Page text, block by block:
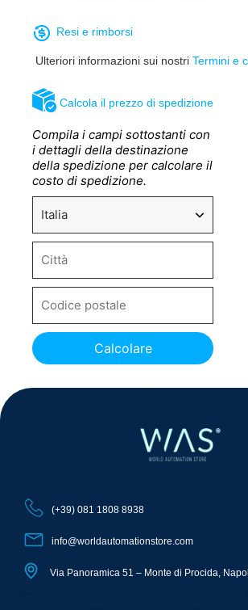
Calcola il prezzo di spedizione
Compila i campi sottostanti con
i dettagli della destinazione
della spedizione per calcolare il
costo di spedizione.
Calcolare
Resi e rimborsi
Ulteriori informazioni sui nostri Termini e
(+39) 081 1808 8938
info@worldautomationstore.com
Via Panoramica 51 – Monte di Procida,